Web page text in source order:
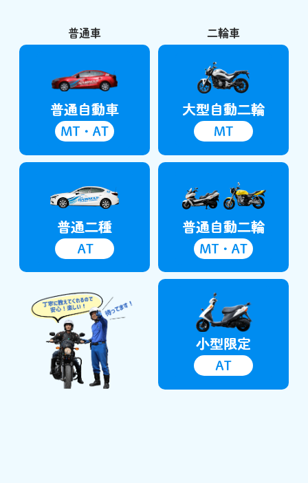
普通車 二輪車